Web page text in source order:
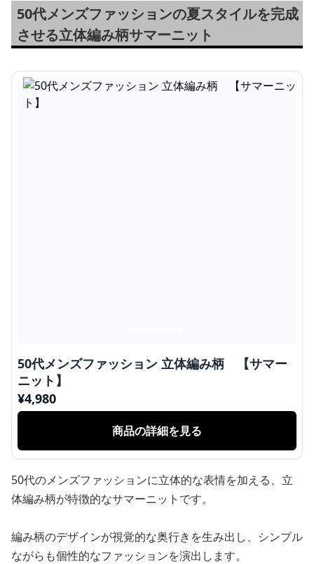
50代メンズファッションの夏スタイルを完成
させる立体編み柄サマーニット
50代メンズファッション 立体編み柄 【サマー
ニット】
¥4,980
商品の詳細を見る
50代のメンズファッションに立体的な表情を加える、立
体編み柄が特徴的なサマーニットです。
編み柄のデザインが視覚的な奥行きを生み出し、シンプル
ながらも個性的なファッションを演出します。